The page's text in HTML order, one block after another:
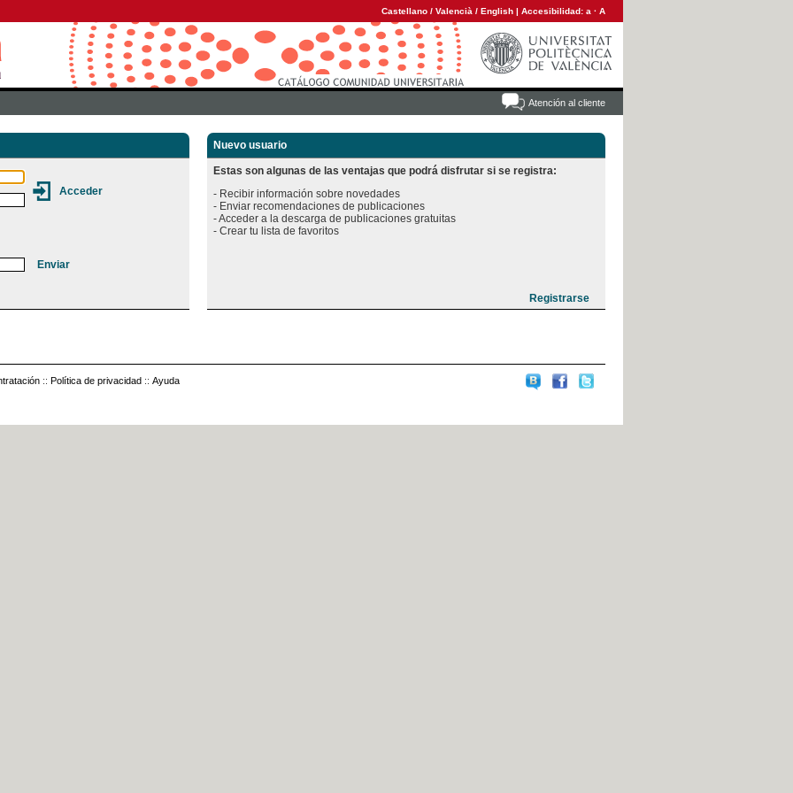
Castellano / Valencià / English | Accesibilidad: a · A
Atención al cliente
Nuevo usuario
Estas son algunas de las ventajas que podrá disfrutar si se registra:
- Recibir información sobre novedades
- Enviar recomendaciones de publicaciones
- Acceder a la descarga de publicaciones gratuitas
:: Política de privacidad :: Ayuda